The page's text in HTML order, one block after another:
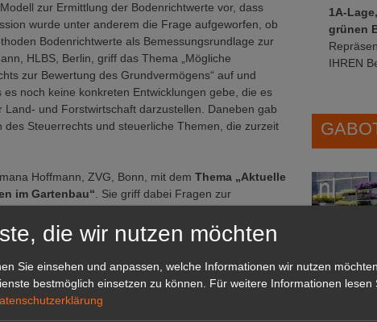
zur Ermittlung der Bodenrichtwerte vor, dass
wurde unter anderem die Frage aufgeworfen, ob
Bodenrichtwerte als Bemessungsrundlage zur
HLBS, Berlin, griff das Thema „Mögliche
zur Bewertung des Grundvermögens“ auf und
noch keine konkreten Entwicklungen gebe, die es
und Forstwirtschaft darzustellen. Daneben gab
Steuerrechts und steuerliche Themen, die zurzeit
Hoffmann, ZVG, Bonn, mit dem Thema „Aktuelle
im Gartenbau“ . Sie griff dabei Fragen zur
auf. Außerdem beschäftigte sie sich mit den
entlohnte Beschäftigungsverhältnisse, die
(BVerfG) zur Hofabgabe und den
Geschäftsführern einer GmbH. Zudem ging sie
einer Brückenteilzeit ein. In seinem
Vorträge und den Teilnehmern für die
schon jetzt den Termin
1A-
grünen
IHREN
die wir nutzen möchten
Sie einsehen und anpassen, welche Informationen wir nutzen
bestmöglich einsetzen zu können.
Für weitere Informationen lesen